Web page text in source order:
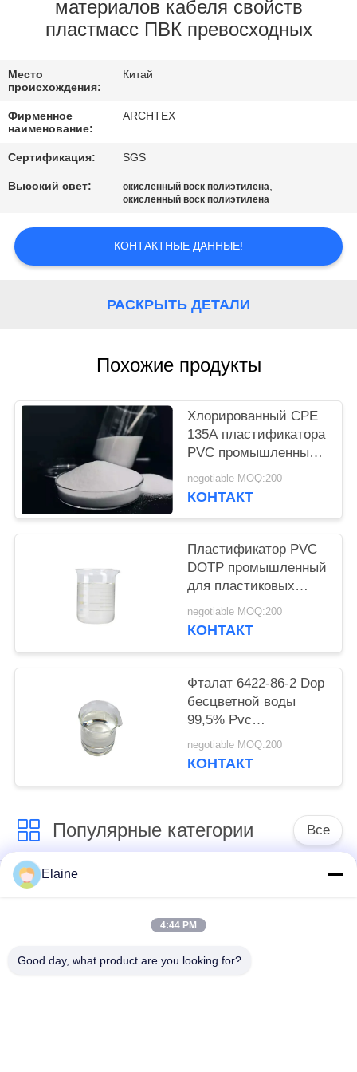
КАЧЕСТВА
МЫ
СПРОСИТЕ
ЦИТАТУ
САЙТА
материалов кабеля свойств
пластмасс ПВК превосходных
Место
происхождения:
Китай
Фирменное
наименование:
ARCHTEX
Сертификация: SGS
Высокий свет: окисленный воск полиэтилена,
окисленный воск полиэтилена
КОНТАКТНЫЕ ДАННЫЕ!
РАСКРЫТЬ ДЕТАЛИ
Похожие продукты
Хлорированный CPE
135A пластификатора
PVC промышленный
использующ в
индустрии
negotiable MOQ:200
КОНТАКТ
Пластификатор PVC
DOTP промышленный
для пластиковых
вспомогательных
агентов
negotiable MOQ:200
КОНТАКТ
Фталат 6422-86-2 Dop
бесцветной воды
99,5% Pvc
неразрешимой
диоктиловый
negotiable MOQ:200
КОНТАКТ
Популярные категории Все
средство для
придания
Стабилизатор цинка
Зерна PVC
Соединения для
Elaine
4:44 PM
Good day, what product are you looking for?